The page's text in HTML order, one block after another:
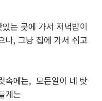
는 곳에 가서 저녁밥이
나, 그냥 집에 가서 쉬고
속에는, 모든일이 네 탓
게는